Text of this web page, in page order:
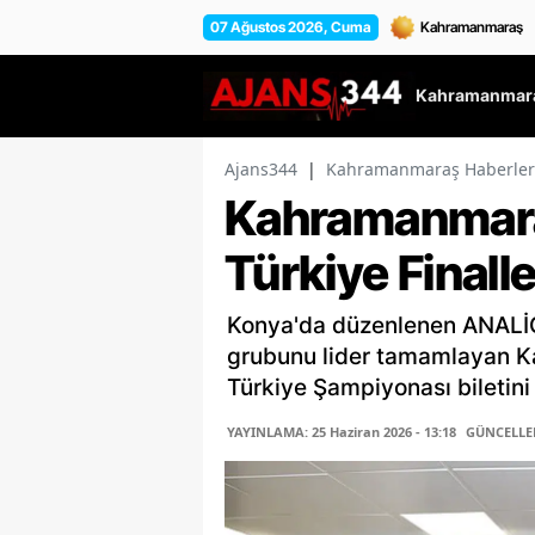
07 Ağustos 2026, Cuma
Ajans344 | Kahramanmaraş
Türkiye
Konya'da düzenlenen
grubunu lider tamamlayan
Türkiye Şampiyonası biletini
YAYINLAMA: 25 Haziran 2026 - 13:18